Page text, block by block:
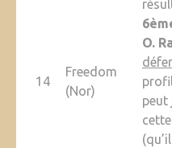
14
Freedom
(Nor)
O.
peut